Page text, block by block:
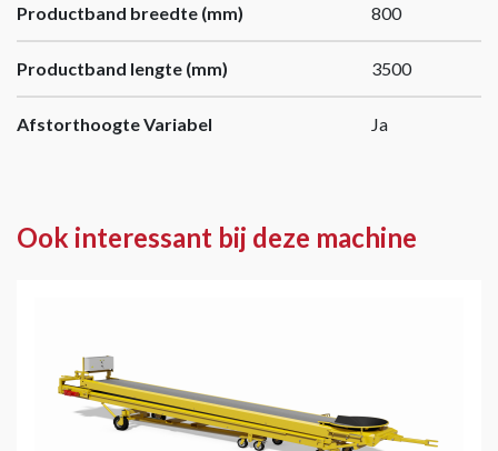
Productband breedte (mm) 800
Productband lengte (mm) 3500
Afstorthoogte Variabel Ja
Ook interessant bij deze machine